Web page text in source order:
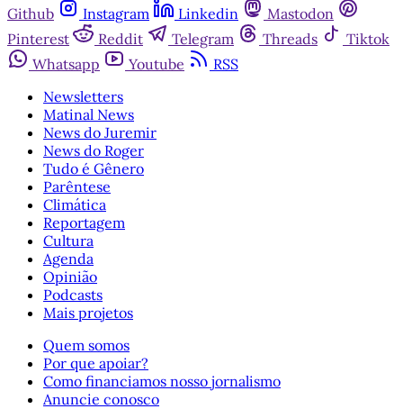
Github
Instagram Linkedin
Mastodon
Pinterest
Reddit Telegram Threads
Tiktok
Whatsapp
Youtube
RSS
Newsletters
Matinal News
News do Juremir
News do Roger
Tudo é Gênero
Parêntese
Climática
Reportagem
Cultura
Agenda
Opinião
Podcasts
Mais projetos
Quem somos
Por que apoiar?
Como financiamos nosso jornalismo
Anuncie conosco